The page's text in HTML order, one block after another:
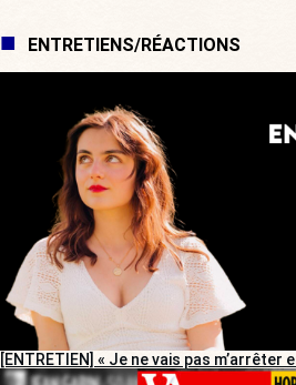
ENTRETIENS/RÉACTIONS
[ENTRETIEN] « Je ne vais pas m’arrêter